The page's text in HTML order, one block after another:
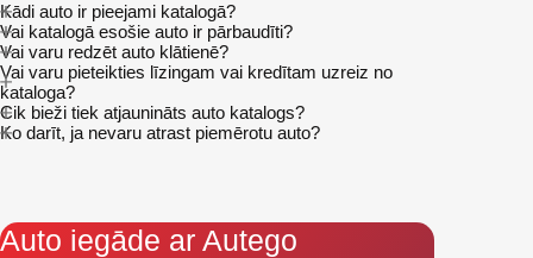
Kādi auto ir pieejami katalogā?
Vai katalogā esošie auto ir pārbaudīti?
Vai varu redzēt auto klātienē?
Vai varu pieteikties līzingam vai kredītam uzreiz no
kataloga?
Cik bieži tiek atjaunināts auto katalogs?
Ko darīt, ja nevaru atrast piemērotu auto?
Auto iegāde ar Autego